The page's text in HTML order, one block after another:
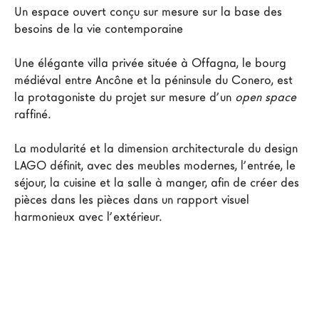
Architectes
LAGO Homes
News
Press
Catalogues
Language
Un espace ouvert conçu sur mesure sur la base des
besoins de la vie contemporaine
Une élégante villa privée située à Offagna, le bourg
médiéval entre Ancône et la péninsule du Conero, est
la protagoniste du projet sur mesure d’un open space
raffiné.
La modularité et la dimension architecturale du design
LAGO définit, avec des meubles modernes, l’entrée, le
séjour, la cuisine et la salle à manger, afin de créer des
pièces dans les pièces dans un rapport visuel
harmonieux avec l’extérieur.